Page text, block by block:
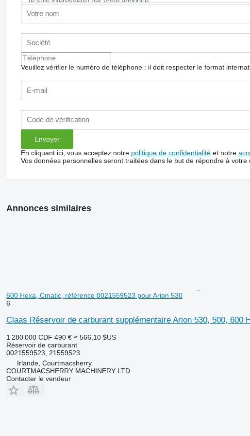
Veuillez vérifier le numéro de téléphone : il doit respecter le format
En cliquant ici, vous acceptez notre politique de confidentialitéet notre
Vos données personnelles seront traitées dans le but de répondre à votre
Annonces similaires
600 Hexa, Cmatic, référence 0021559523 pour Arion 530
6
Claas Réservoir de carburant supplémentaire Arion 530, 500, 600
1 280 000 CDF 490 € ≈ 566,10 $US
Réservoir de carburant
0021559523, 21559523
Irlande, Courtmacsherry
COURTMACSHERRY MACHINERY LTD
Contacter le vendeur